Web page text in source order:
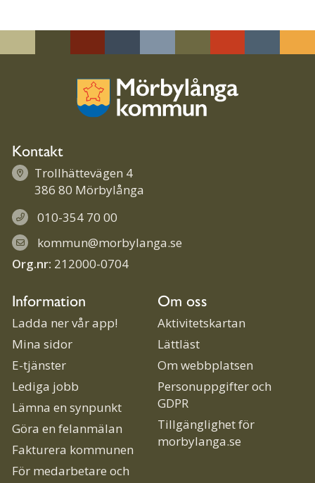
Kontakt
Trollhättevägen 4
386 80 Mörbylånga
010-354 70 00
kommun@morbylanga.se
Org.nr: 212000-0704
Information
Ladda ner vår app!
Mina sidor
E-tjänster
Lediga jobb
Lämna en synpunkt
Göra en felanmälan
Fakturera kommunen
För medarbetare och
Om oss
Aktivitetskartan
Lättläst
Om webbplatsen
Personuppgifter och
GDPR
Tillgänglighet för
morbylanga.se